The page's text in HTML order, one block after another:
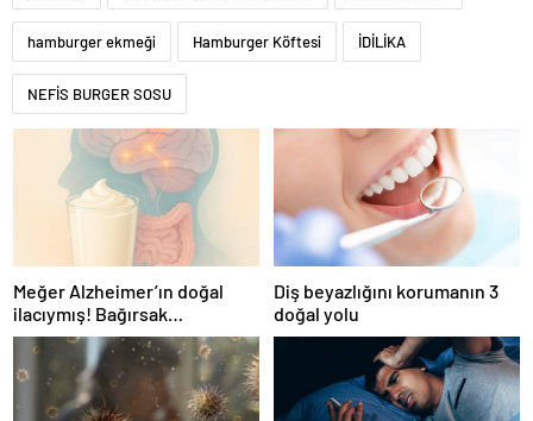
hamburger ekmeği Hamburger Köftesi İDİLİKA
NEFİS BURGER SOSU
Meğer Alzheimer’ın doğal
ilacıymış! Bağırsak
iltihaplanmasını önlüyor…
Diş beyazlığını korumanın 3
doğal yolu